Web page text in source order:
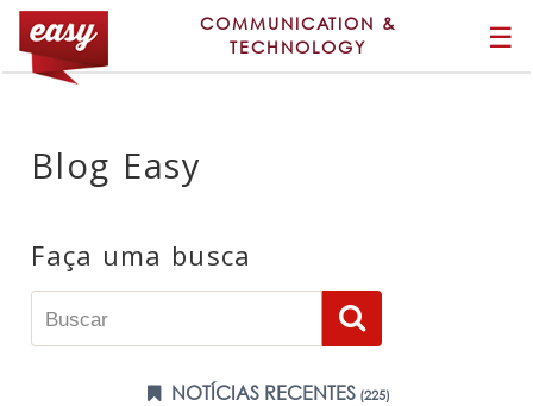
COMMUNICATION &
TECHNOLOGY
☰
Blog Easy
Faça uma busca
NOTÍCIAS RECENTES(225)